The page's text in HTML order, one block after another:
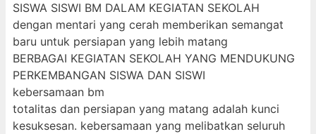
SISWA SISWI BM DALAM KEGIATAN SEKOLAH
dengan mentari yang cerah memberikan semangat
baru untuk persiapan yang lebih matang
BERBAGAI KEGIATAN SEKOLAH YANG MENDUKUNG
PERKEMBANGAN SISWA DAN SISWI
kebersamaan bm
totalitas dan persiapan yang matang adalah kunci
kesuksesan. kebersamaan yang melibatkan seluruh